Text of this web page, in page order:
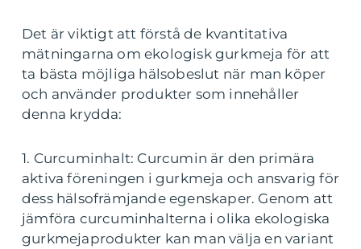
Det är viktigt att förstå de kvantitativa
mätningarna om ekologisk gurkmeja för att
ta bästa möjliga hälsobeslut när man köper
och använder produkter som innehåller
denna krydda:
1. Curcuminhalt: Curcumin är den primära
aktiva föreningen i gurkmeja och ansvarig för
dess hälsofrämjande egenskaper. Genom att
jämföra curcuminhalterna i olika ekologiska
gurkmejaprodukter kan man välja en variant